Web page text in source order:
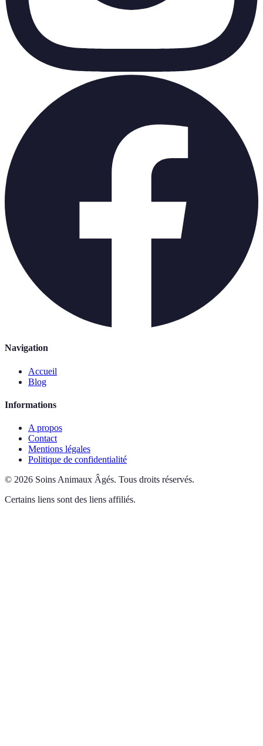
Navigation
Accueil
Blog
Informations
A propos
Contact
Mentions légales
Politique de confidentialité
© 2026 Soins Animaux Âgés. Tous droits réservés.
Certains liens sont des liens affiliés.